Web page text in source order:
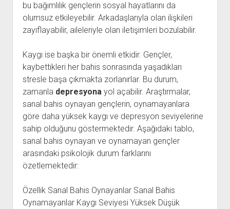
bu bağımlılık gençlerin sosyal hayatlarını da
olumsuz etkileyebilir. Arkadaşlarıyla olan ilişkileri
zayıflayabilir, aileleriyle olan iletişimleri bozulabilir.
Kaygı ise başka bir önemli etkidir. Gençler,
kaybettikleri her bahis sonrasında yaşadıkları
stresle başa çıkmakta zorlanırlar. Bu durum,
zamanla depresyonayol açabilir. Araştırmalar,
sanal bahis oynayan gençlerin, oynamayanlara
göre daha yüksek kaygı ve depresyon seviyelerine
sahip olduğunu göstermektedir. Aşağıdaki tablo,
sanal bahis oynayan ve oynamayan gençler
arasındaki psikolojik durum farklarını
özetlemektedir:
Özellik Sanal Bahis Oynayanlar Sanal Bahis
Oynamayanlar Kaygı Seviyesi Yüksek Düşük